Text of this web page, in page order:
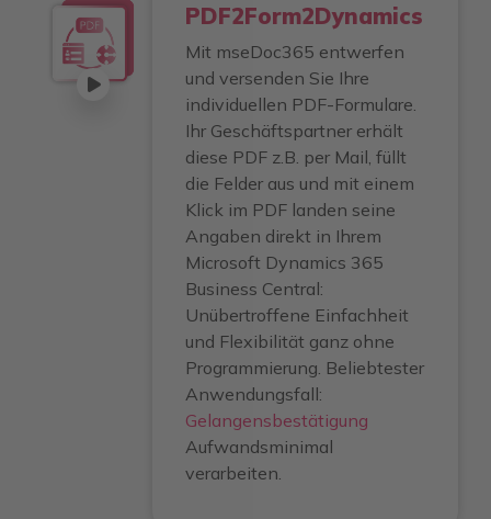
PDF2Form2Dynamics
Mit mseDoc365 entwerfen
und versenden Sie Ihre
individuellen PDF-Formulare.
Ihr Geschäftspartner erhält
diese PDF z.B. per Mail, füllt
die Felder aus und mit einem
Klick im PDF landen seine
Angaben direkt in Ihrem
Microsoft Dynamics 365
Business Central:
Unübertroffene Einfachheit
und Flexibilität ganz ohne
Programmierung. Beliebtester
Anwendungsfall:
Gelangensbestätigung
Aufwandsminimal
verarbeiten.